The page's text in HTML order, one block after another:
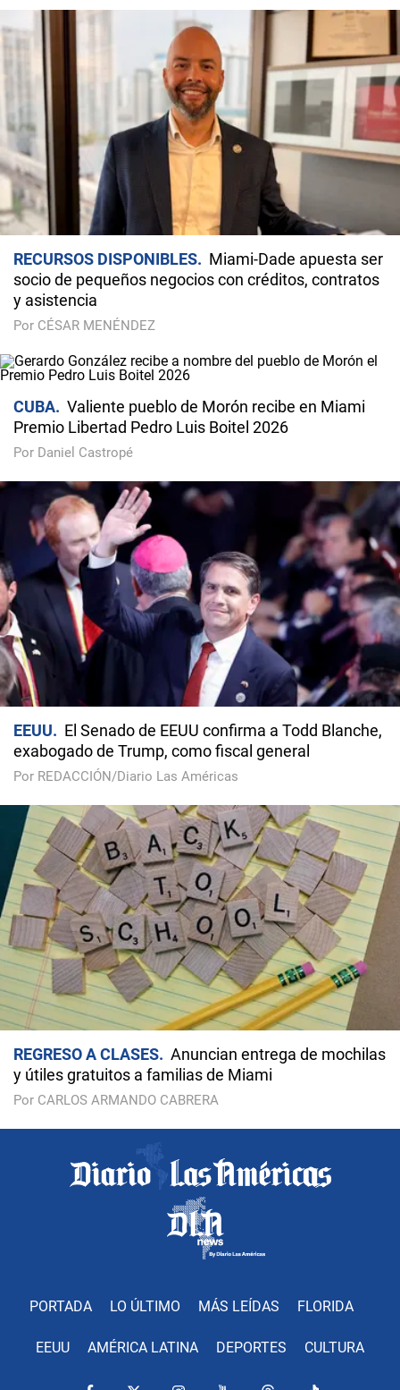
RECURSOS DISPONIBLES
Miami-Dade apuesta ser
socio de pequeños negocios con créditos, contratos
y asistencia
Por CÉSAR MENÉNDEZ
CUBA
Valiente pueblo de Morón recibe en Miami
Premio Libertad Pedro Luis Boitel 2026
Por Daniel Castropé
EEUU
El Senado de EEUU confirma a Todd Blanche,
exabogado de Trump, como fiscal general
Por REDACCIÓN/Diario Las Américas
REGRESO A CLASES
Anuncian entrega de mochilas
y útiles gratuitos a familias de Miami
Por CARLOS ARMANDO CABRERA
PORTADA LO ÚLTIMO MÁS LEÍDAS FLORIDA
EEUU AMÉRICA LATINA DEPORTES CULTURA